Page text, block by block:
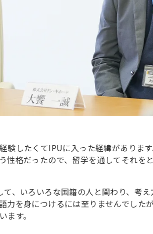
験したくてIPUに入った経緯がありま
性格だったので、留学を通してそれを
て、いろいろな国籍の人と関わり、考
力を身につけるには至りませんでし
ます。